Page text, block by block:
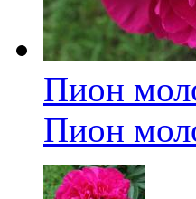
Пион
Пион